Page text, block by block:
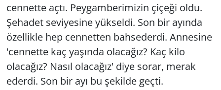
cennette açtı. Peygamberimizin çiçeği oldu.
Şehadet seviyesine yükseldi. Son bir ayında
özellikle hep cennetten bahsederdi. Annesine
'cennette kaç yaşında olacağız? Kaç kilo
olacağız? Nasıl olacağız' diye sorar, merak
ederdi. Son bir ayı bu şekilde geçti.